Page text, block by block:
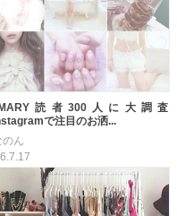
読者300人に大調査
で注目のお洒...
のん